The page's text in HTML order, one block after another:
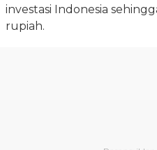
investasi Indonesia
rupiah.